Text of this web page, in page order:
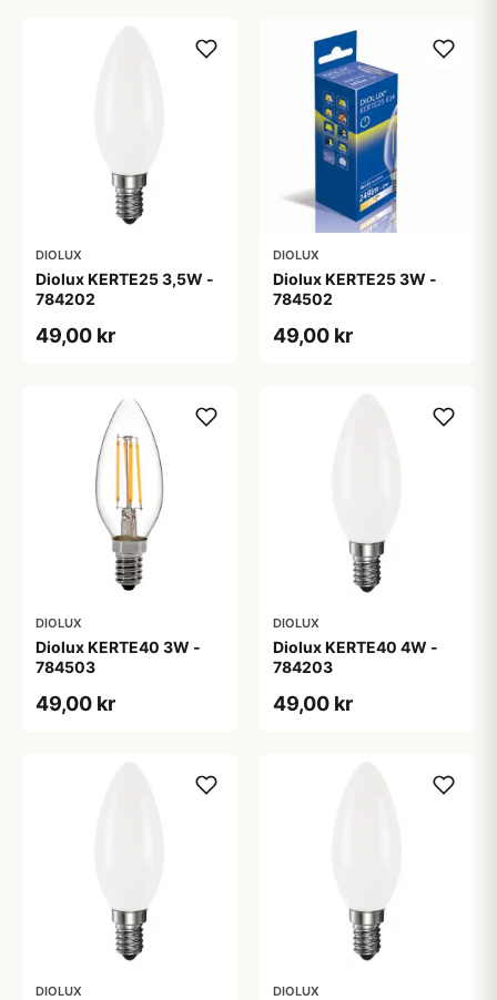
DIOLUX
Diolux KERTE25 3,5W -
784202
49,00 kr
DIOLUX
Diolux KERTE25 3W -
784502
49,00 kr
DIOLUX
Diolux KERTE40 3W -
784503
49,00 kr
DIOLUX
Diolux KERTE40 4W -
784203
49,00 kr
DIOLUX DIOLUX